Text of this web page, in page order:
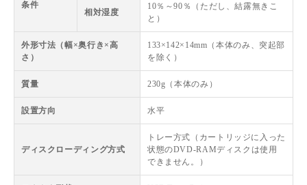
条件
相対湿度
10％～90％（ただし、結露無きこ
と）
外形寸法（幅×奥行き×高
さ）
133×142×14mm（本体のみ、突起部
を除く）
質量 230g（本体のみ）
設置方向 水平
ディスクローディング方式
トレー方式（カートリッジに入った
状態のDVD-RAMディスクは使用
できません。）